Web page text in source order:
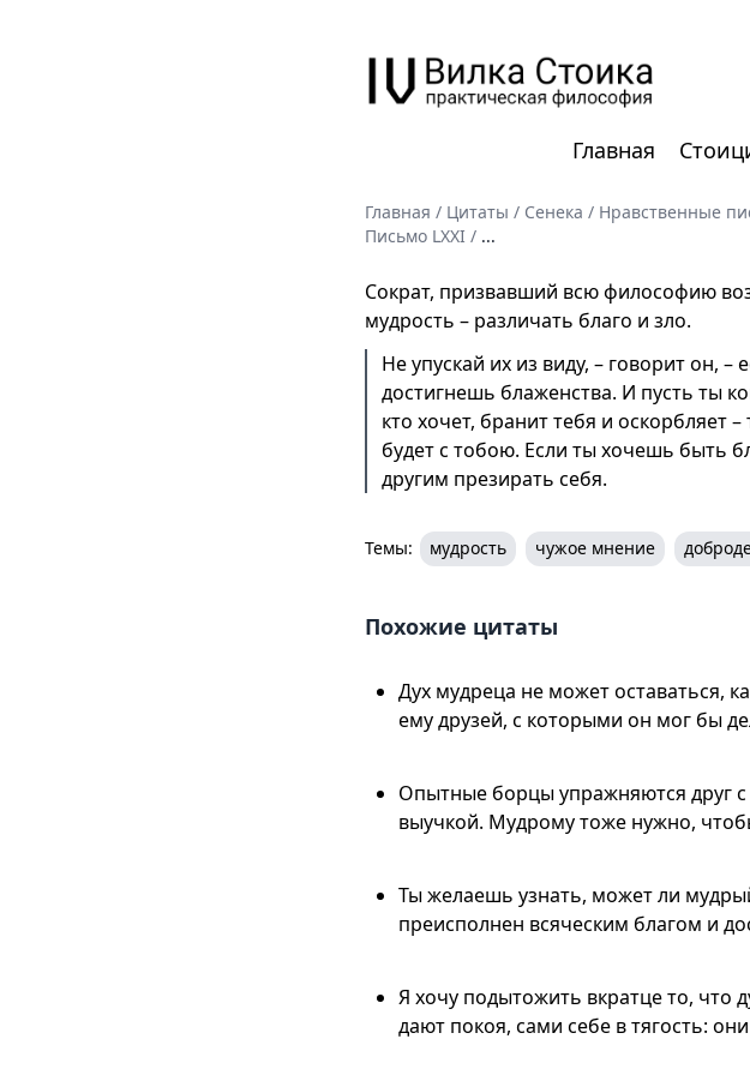
Главная
Главная / Цитаты / Сенека / Нравственные
Письмо LXXI / ...
Сократ, призвавший всю философию
мудрость – различать благо и зло.
Не упускай их из виду, – говорит он,
достигнешь блаженства. И пусть ты
кто хочет, бранит тебя и оскорбляет
будет с тобою. Если ты хочешь быть
другим презирать себя.
Темы: мудрость чужое мнение
Похожие цитаты
Дух мудреца не может оставаться,
ему друзей, с которыми он мог бы
Опытные борцы упражняются друг с
выучкой. Мудрому тоже нужно,
Ты желаешь узнать, может ли
преисполнен всяческим благом и
Я хочу подытожить вкратце то, что
дают покоя, сами себе в тягость: